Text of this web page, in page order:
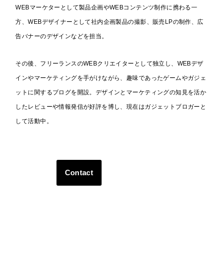
WEBマーケターとして製品企画やWEBコンテンツ制作に携わる一
方、WEBデザイナーとして社内企画製品の撮影、販売LPの制作、広
告バナーのデザインなどを担当。
その後、フリーランスのWEBクリエイターとして独立し、WEBデザ
インやマーケティングを手がけながら、趣味であったゲームやガジェ
ットに関するブログを開設。デザインとマーケティングの知見を活か
したレビューや情報発信が好評を博し、現在はガジェットブロガーと
して活動中。
Contact